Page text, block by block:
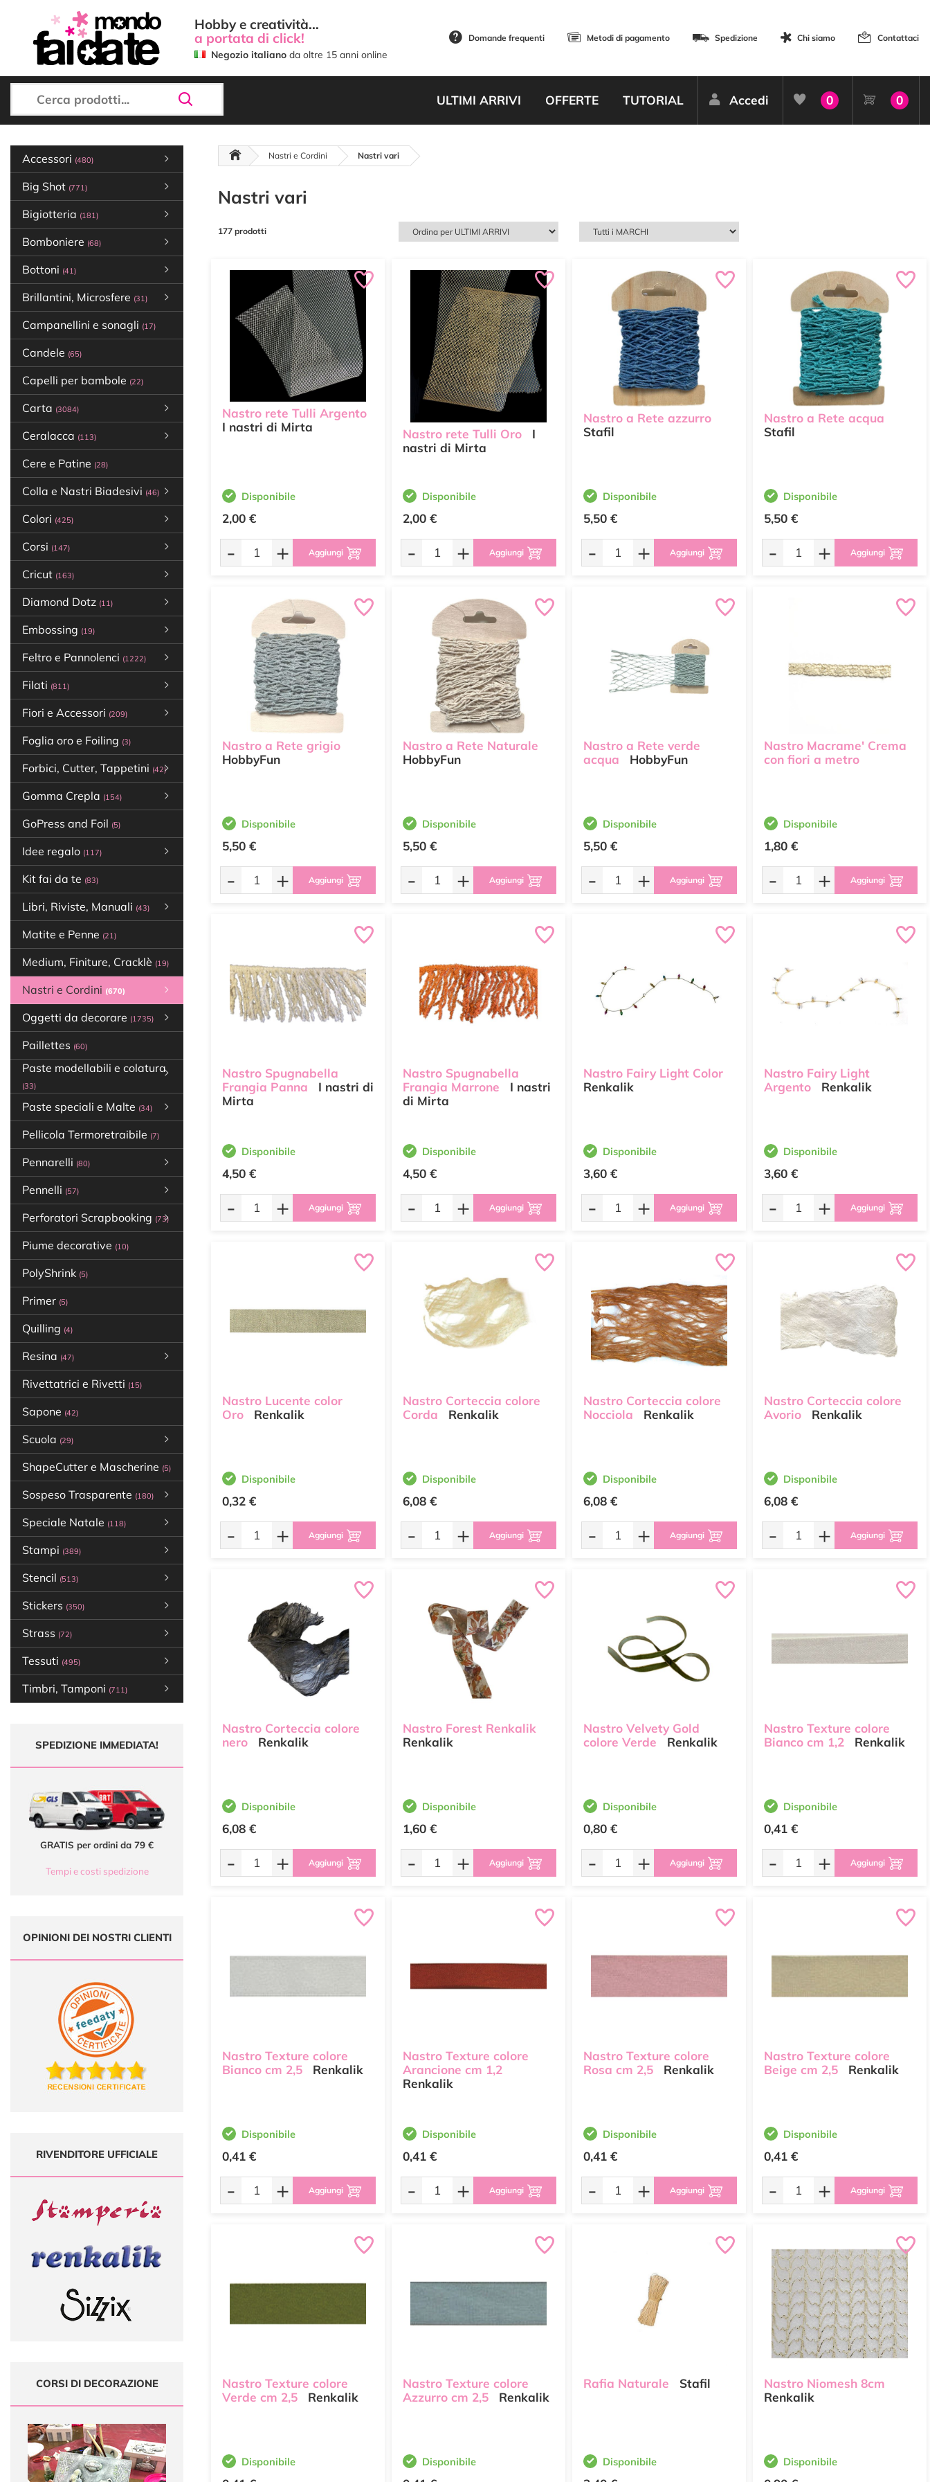
Hobby e creatività...
a portata di click!
Negozio italiano da oltre 15 anni online
Domande frequenti Metodi di pagamento Spedizione Chi siamo Contattaci
ULTIMI ARRIVI OFFERTE TUTORIAL Accedi 0 0
Accessori (480)
Big Shot (771)
Bigiotteria (181)
Bomboniere (68)
Bottoni (41)
Brillantini, Microsfere (31)
Campanellini e sonagli (17)
Candele (65)
Capelli per bambole (22)
Carta (3084)
Ceralacca (113)
Cere e Patine (28)
Colla e Nastri Biadesivi (46)
Colori (425)
Corsi (147)
Cricut (163)
Diamond Dotz (11)
Embossing (19)
Feltro e Pannolenci (1222)
Filati (811)
Fiori e Accessori (209)
Foglia oro e Foiling (3)
Forbici, Cutter, Tappetini (42)
Gomma Crepla (154)
GoPress and Foil (5)
Idee regalo (117)
Kit fai da te (83)
Libri, Riviste, Manuali (43)
Matite e Penne (21)
Medium, Finiture, Cracklè (19)
Nastri e Cordini (670)
Oggetti da decorare (1735)
Paillettes (60)
Paste modellabili e colatura
(33)
Paste speciali e Malte (34)
Pellicola Termoretraibile (7)
Pennarelli (80)
Pennelli (57)
Perforatori Scrapbooking (73)
Piume decorative (10)
PolyShrink (5)
Primer (5)
Quilling (4)
Resina (47)
Rivettatrici e Rivetti (15)
Sapone (42)
Scuola (29)
ShapeCutter e Mascherine (5)
Sospeso Trasparente (180)
Speciale Natale (118)
Stampi (389)
Stencil (513)
Stickers (350)
Strass (72)
Tessuti (495)
Timbri, Tamponi (711)
SPEDIZIONE IMMEDIATA!
GRATIS per ordini da 79 €
Tempi e costi spedizione
OPINIONI DEI NOSTRI CLIENTI
RIVENDITORE UFFICIALE
CORSI DI DECORAZIONE
Nastri e Cordini Nastri vari
Nastri vari
177 prodotti
Nastro rete Tulli Argento
I nastri di Mirta
Disponibile
2,00 €
- + Aggiungi
Nastro rete Tulli Oro
I
nastri di Mirta
Disponibile
2,00 €
- + Aggiungi
Nastro a Rete azzurro
Stafil
Disponibile
5,50 €
- + Aggiungi
Nastro a Rete acqua
Stafil
Disponibile
5,50 €
- + Aggiungi
Nastro a Rete grigio
HobbyFun
Disponibile
5,50 €
- + Aggiungi
Nastro a Rete Naturale
HobbyFun
Disponibile
5,50 €
- + Aggiungi
Nastro a Rete verde
acqua
HobbyFun
Disponibile
5,50 €
- + Aggiungi
Nastro Macrame' Crema
con fiori a metro
Disponibile
1,80 €
- + Aggiungi
Nastro Spugnabella
Frangia Panna
I nastri di
Mirta
Disponibile
4,50 €
- + Aggiungi
Nastro Spugnabella
Frangia Marrone
I nastri
di Mirta
Disponibile
4,50 €
- + Aggiungi
Nastro Fairy Light Color
Renkalik
Disponibile
3,60 €
- + Aggiungi
Nastro Fairy Light
Argento
Renkalik
Disponibile
3,60 €
- + Aggiungi
Nastro Lucente color
Oro
Renkalik
Disponibile
0,32 €
- + Aggiungi
Nastro Corteccia colore
Corda
Renkalik
Disponibile
6,08 €
- + Aggiungi
Nastro Corteccia colore
Nocciola
Renkalik
Disponibile
6,08 €
- + Aggiungi
Nastro Corteccia colore
Avorio
Renkalik
Disponibile
6,08 €
- + Aggiungi
Nastro Corteccia colore
nero
Renkalik
Disponibile
6,08 €
- + Aggiungi
Nastro Forest Renkalik
Renkalik
Disponibile
1,60 €
- + Aggiungi
Nastro Velvety Gold
colore Verde
Renkalik
Disponibile
0,80 €
- + Aggiungi
Nastro Texture colore
Bianco cm 1,2
Renkalik
Disponibile
0,41 €
- + Aggiungi
Nastro Texture colore
Bianco cm 2,5
Renkalik
Disponibile
0,41 €
- + Aggiungi
Nastro Texture colore
Arancione cm 1,2
Renkalik
Disponibile
0,41 €
- + Aggiungi
Nastro Texture colore
Rosa cm 2,5
Renkalik
Disponibile
0,41 €
- + Aggiungi
Nastro Texture colore
Beige cm 2,5
Renkalik
Disponibile
0,41 €
- + Aggiungi
Nastro Texture colore
Verde cm 2,5
Renkalik
Disponibile
Nastro Texture colore
Azzurro cm 2,5
Renkalik
Disponibile
Rafia Naturale Stafil
Disponibile
Nastro Niomesh 8cm
Renkalik
Disponibile